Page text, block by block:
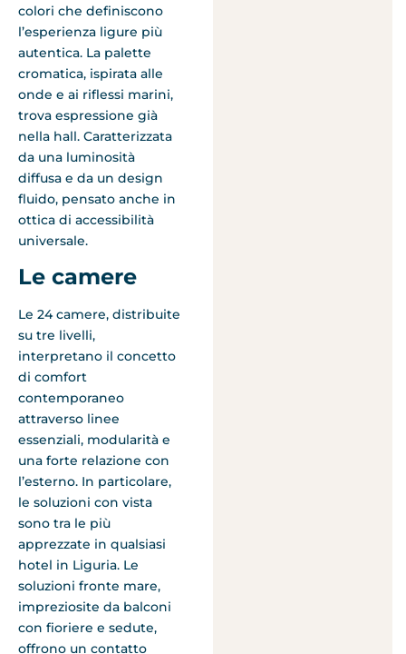
colori che definiscono
l’esperienza ligure più
autentica. La palette
cromatica, ispirata alle
onde e ai riflessi marini,
trova espressione già
nella hall. Caratterizzata
da una luminosità
diffusa e da un design
fluido, pensato anche in
ottica di accessibilità
universale.
Le camere
Le 24 camere, distribuite
su tre livelli,
interpretano il concetto
di comfort
contemporaneo
attraverso linee
essenziali, modularità e
una forte relazione con
l’esterno. In particolare,
le soluzioni con vista
sono tra le più
apprezzate in qualsiasi
hotel in Liguria. Le
soluzioni fronte mare,
impreziosite da balconi
con fioriere e sedute,
offrono un contatto